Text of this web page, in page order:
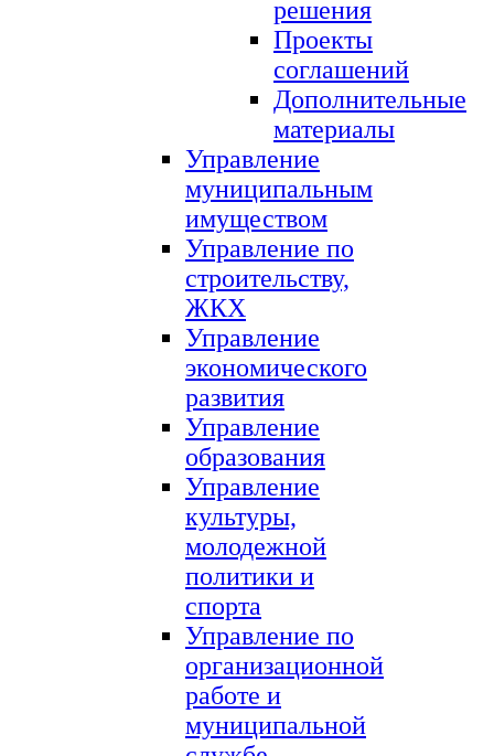
решения
Проекты
соглашений
Дополнительные
материалы
Управление
муниципальным
имуществом
Управление по
строительству,
ЖКХ
Управление
экономического
развития
Управление
образования
Управление
культуры,
молодежной
политики и
спорта
Управление по
организационной
работе и
муниципальной